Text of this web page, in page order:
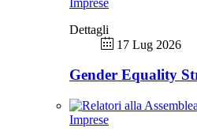
Dettagli
17 Lug 2026
Gender Equality
Imprese